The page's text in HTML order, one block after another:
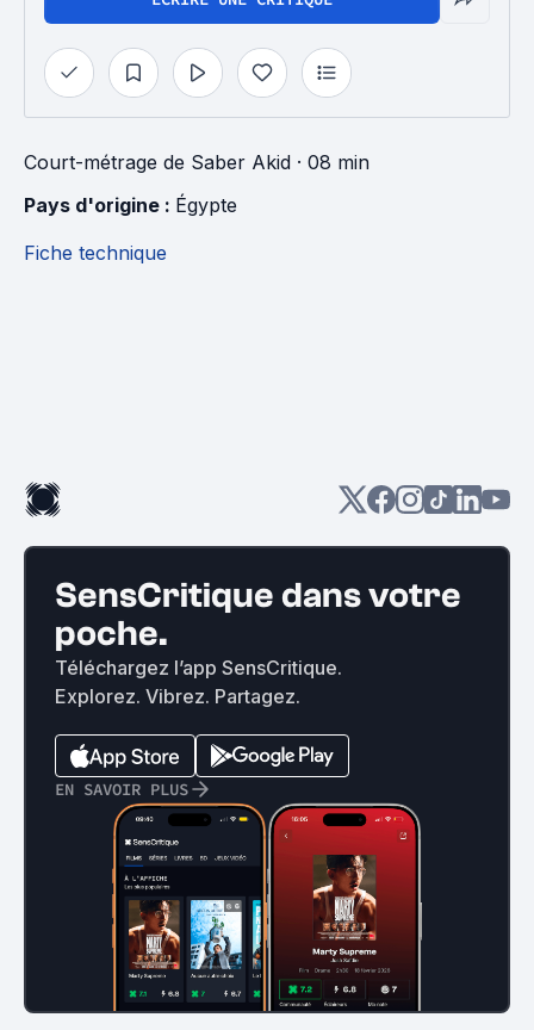
Court-métrage de Saber Akid · 08 min
Pays d'origine : Égypte
Fiche technique
SensCritique dans votre
poche.
Téléchargez l’app SensCritique.
Explorez. Vibrez. Partagez.
EN SAVOIR PLUS